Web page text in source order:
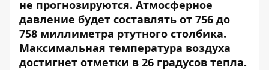
не прогнозируются. Атмосферное
давление будет составлять от 756 до
758 миллиметра ртутного столбика.
Максимальная температура воздуха
достигнет отметки в 26 градусов тепла.